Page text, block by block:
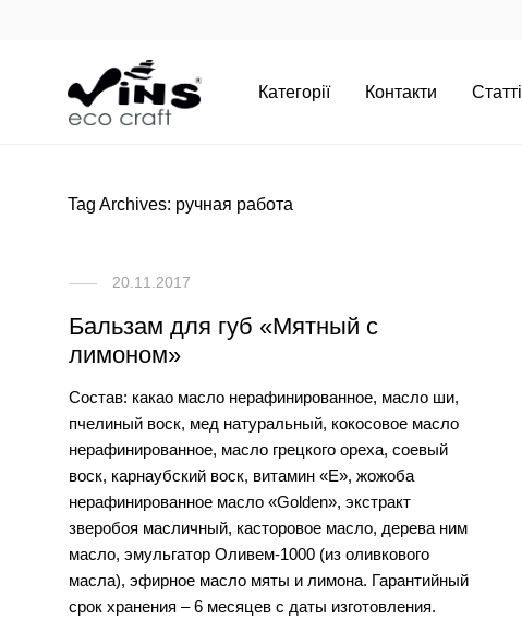
Категорії Контакти Статті
Tag Archives: ручная работа
20.11.2017
Бальзам для губ «Мятный с
лимоном»
Состав: какао масло нерафинированное, масло ши,
пчелиный воск, мед натуральный, кокосовое масло
нерафинированное, масло грецкого ореха, соевый
воск, карнаубский воск, витамин «Е», жожоба
нерафинированное масло «Golden», экстракт
зверобоя масличный, касторовое масло, дерева ним
масло, эмульгатор Оливем-1000 (из оливкового
масла), эфирное масло мяты и лимона. Гарантийный
срок хранения – 6 месяцев с даты изготовления.